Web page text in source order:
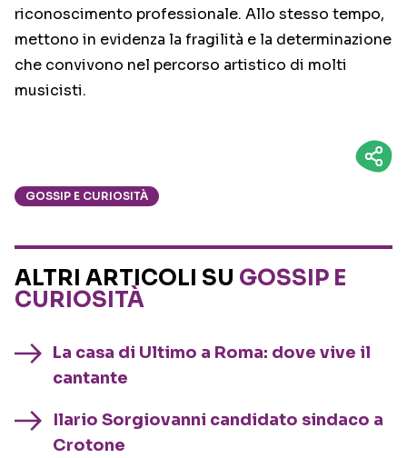
riconoscimento professionale. Allo stesso tempo,
mettono in evidenza la fragilità e la determinazione
che convivono nel percorso artistico di molti
musicisti.
GOSSIP E CURIOSITÀ
ALTRI ARTICOLI SU GOSSIP E
CURIOSITÀ
La casa di Ultimo a Roma: dove vive il
cantante
Ilario Sorgiovanni candidato sindaco a
Crotone